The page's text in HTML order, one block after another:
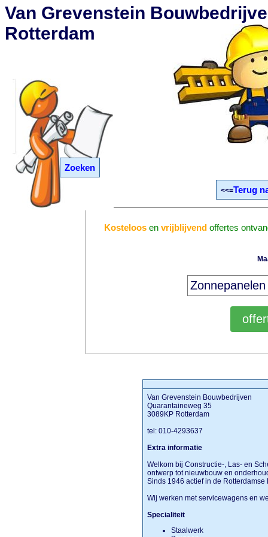
Zoeken
Van Grevenstein
Rotterdam
<<=Terug
Kosteloosen vrijblijvendoffertes
Van Grevenstein Bouwbedrijven
Quarantaineweg 35
3089KP Rotterdam
tel: 010-4293637
Extra informatie
Welkom bij Constructie-, Las- en
ontwerp tot nieuwbouw en
Sinds 1946 actief in de
Wij werken met servicewagens en
Specialiteit
Staalwerk